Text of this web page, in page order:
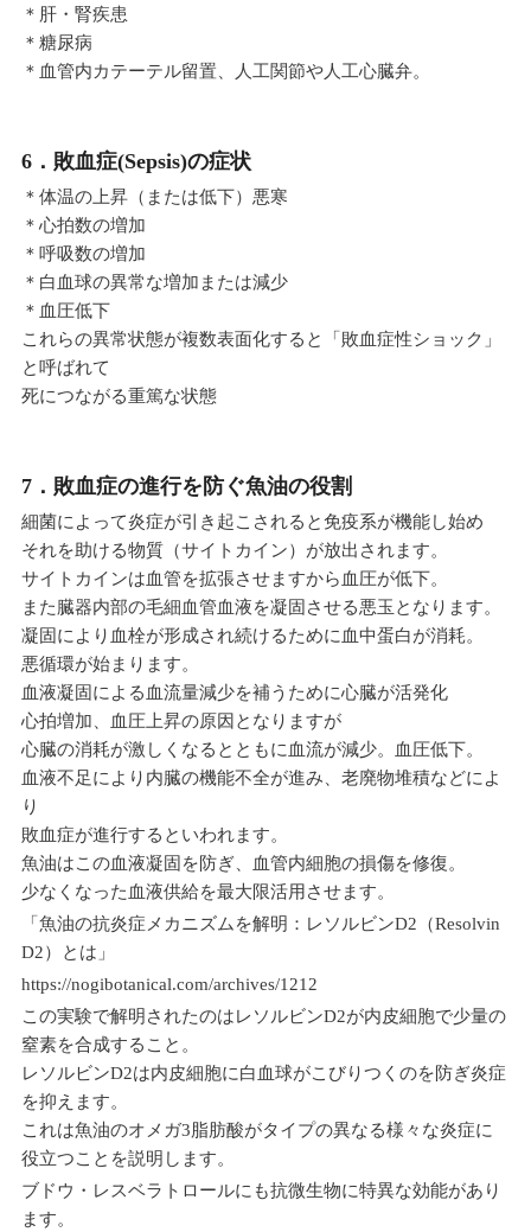
＊肝・腎疾患
＊糖尿病
＊血管内カテーテル留置、人工関節や人工心臓弁。
6．敗血症(Sepsis)の症状
＊体温の上昇（または低下）悪寒
＊心拍数の増加
＊呼吸数の増加
＊白血球の異常な増加または減少
＊血圧低下
これらの異常状態が複数表面化すると「敗血症性ショック」
と呼ばれて
死につながる重篤な状態
7．敗血症の進行を防ぐ魚油の役割
細菌によって炎症が引き起こされると免疫系が機能し始め
それを助ける物質（サイトカイン）が放出されます。
サイトカインは血管を拡張させますから血圧が低下。
また臓器内部の毛細血管血液を凝固させる悪玉となります。
凝固により血栓が形成され続けるために血中蛋白が消耗。
悪循環が始まります。
血液凝固による血流量減少を補うために心臓が活発化
心拍増加、血圧上昇の原因となりますが
心臓の消耗が激しくなるとともに血流が減少。血圧低下。
血液不足により内臓の機能不全が進み、老廃物堆積などによ
り
敗血症が進行するといわれます。
魚油はこの血液凝固を防ぎ、血管内細胞の損傷を修復。
少なくなった血液供給を最大限活用させます。
「魚油の抗炎症メカニズムを解明：レソルビンD2（Resolvin
D2）とは」
https://nogibotanical.com/archives/1212
この実験で解明されたのはレソルビンD2が内皮細胞で少量の
窒素を合成すること。
レソルビンD2は内皮細胞に白血球がこびりつくのを防ぎ炎症
を抑えます。
これは魚油のオメガ3脂肪酸がタイプの異なる様々な炎症に
役立つことを説明します。
ブドウ・レスベラトロールにも抗微生物に特異な効能があり
ます。